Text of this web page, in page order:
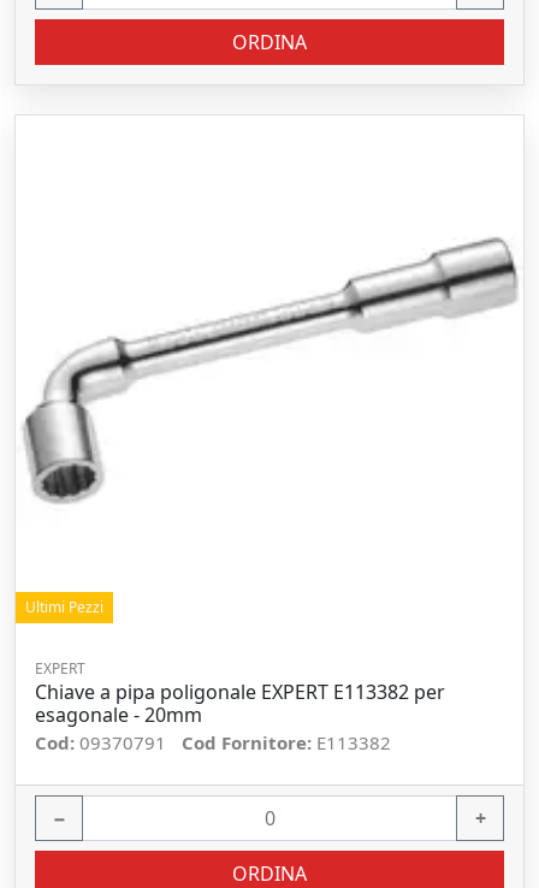
ORDINA
Ultimi Pezzi
EXPERT
Chiave a pipa poligonale EXPERT E113382 per
esagonale - 20mm
Cod: 09370791 Cod Fornitore: E113382
− +
ORDINA